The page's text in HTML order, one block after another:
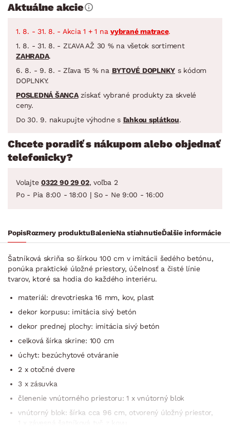
Aktuálne akcie
1. 8. - 31. 8. - Akcia 1 + 1 na vybrané matrace.
1. 8. - 31. 8. - ZĽAVA AŽ 30 % na všetok sortiment
ZAHRADA.
6. 8. - 9. 8. - Zľava 15 % na BYTOVÉ DOPLNKY s kódom
DOPLNKY.
POSLEDNÁ ŠANCAzískať vybrané produkty za skvelé
ceny.
Do 30. 9. nakupujte výhodne s ľahkou splátkou.
Chcete poradiť s nákupom alebo objednať
telefonicky?
Volajte 0322 90 29 02, voľba 2
Po - Pia 8:00 - 18:00 | So - Ne 9:00 - 16:00
PopisRozmery produktuBalenieNa stiahnutieĎalšie informácie
Šatníková skriňa so šírkou 100 cm v imitácii šedého betónu,
ponúka praktické úložné priestory, účelnosť a čisté línie
tvarov, ktoré sa hodia do každého interiéru.
materiál: drevotrieska 16 mm, kov, plast
dekor korpusu: imitácia sivý betón
dekor prednej plochy: imitácia sivý betón
celková šírka skrine: 100 cm
úchyt: bezúchytové otváranie
2 x otočné dvere
3 x zásuvka
členenie vnútorného priestoru: 1 x vnútorný blok
vnútorný blok: šírka cca 96 cm, otvorený úložný priestor,